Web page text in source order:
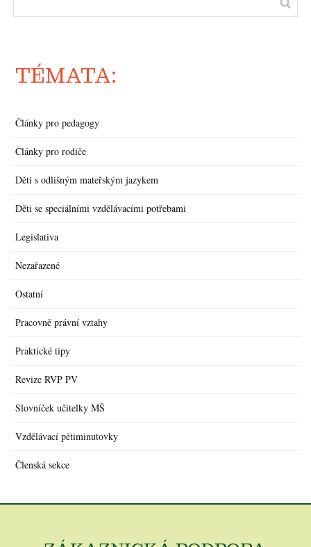
TÉMATA:
Články pro pedagogy
Články pro rodiče
Děti s odlišným mateřským jazykem
Děti se speciálními vzdělávacími potřebami
Legislativa
Nezařazené
Ostatní
Pracovně právní vztahy
Praktické tipy
Revize RVP PV
Slovníček učitelky MŠ
Vzdělávací pětiminutovky
Členská sekce